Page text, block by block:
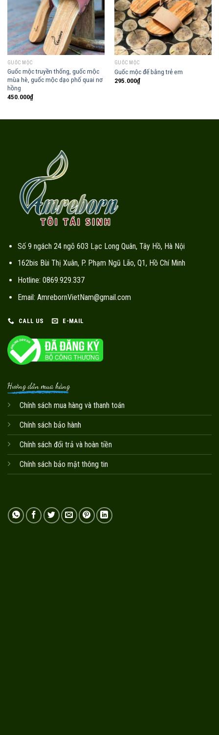
Add to
wishlist
GUỐC MỘC
Guốc mộc truyền thống, guốc mộc
mùa hè, guốc mộc dạo phố quai nơ
hồng
450.000₫
Add to
wishlist
GUỐC MỘC
Guốc mộc đế bằng trẻ em
295.000₫
Số 9 ngách 24 ngõ 603 Lạc Long Quân, Tây Hồ, Hà Nội
162bis Bùi Thị Xuân, P. Phạm Ngũ Lão, Q1, Hồ Chí Minh
Hotline: 0869.929.337
Email: AmrebornVietNam@gmail.com
CALL US E-MAIL
Hướng dẫn mua hàng
Chính sách mua hàng và thanh toán
Chính sách bảo hành
Chính sách đổi trả và hoàn tiền
Chính sách bảo mật thông tin